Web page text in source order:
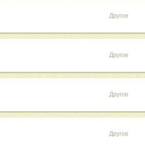
Другое
Другое
Другое
Другое